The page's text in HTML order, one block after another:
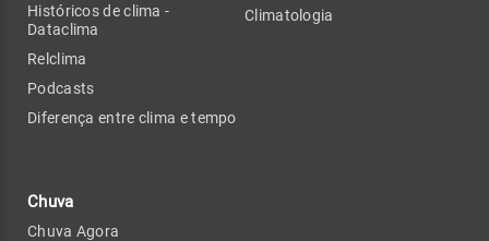
Históricos de clima -
Dataclima
Relclima
Podcasts
Diferença entre clima e tempo
Chuva
Chuva Agora
Climatologia